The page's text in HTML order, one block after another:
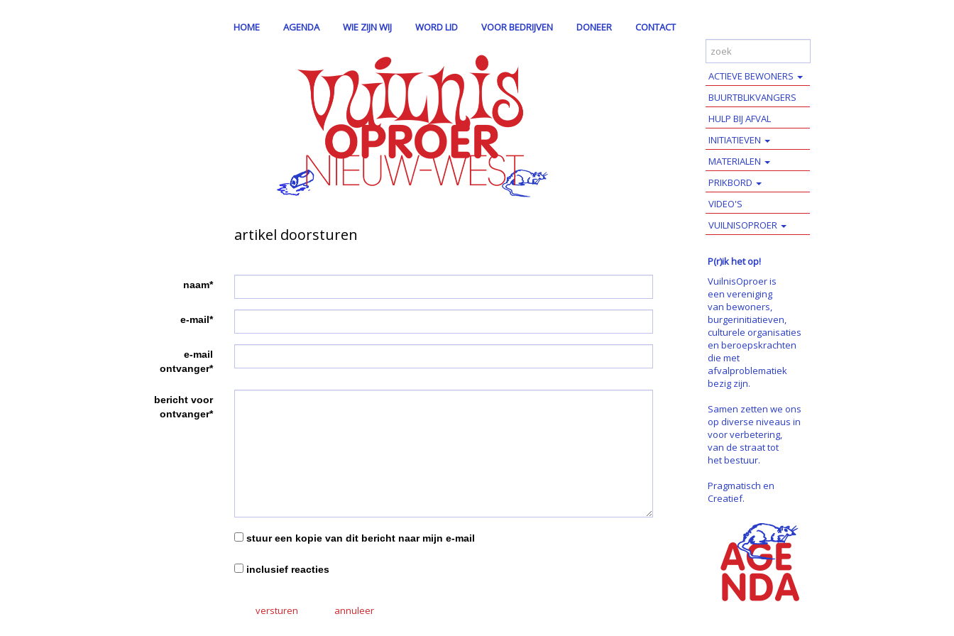
HOME AGENDA WIE ZIJN WIJ WORD LID VOOR BEDRIJVEN DONEER CONTACT
artikel doorsturen
naam*
e-mail*
e-mail
ontvanger*
bericht voor
ontvanger*
stuur een kopie van dit bericht naar mijn e-mail
inclusief reacties
versturen
ACTIEVE BEWONERS
BUURTBLIKVANGERS
HULP BIJ AFVAL
INITIATIEVEN
MATERIALEN
PRIKBORD
VIDEO'S
VUILNISOPROER
P(r)ik het op!
VuilnisOproer is
een vereniging
van bewoners,
burgerinitiatieven,
culturele organisaties
en beroepskrachten
die met
afvalproblematiek
bezig zijn.
Samen zetten we ons
op diverse niveaus in
voor verbetering,
van de straat tot
het bestuur.
Pragmatisch en
Creatief.